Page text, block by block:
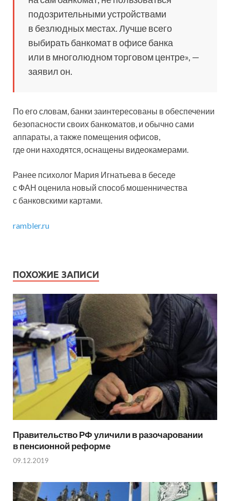
подозрительными устройствами
в безлюдных местах. Лучше всего
выбирать банкомат в офисе банка
или в многолюдном торговом центре», —
заявил он.
По его словам, банки заинтересованы в обеспечении
безопасности своих банкоматов, и обычно сами
аппараты, а также помещения офисов,
где они находятся, оснащены видеокамерами.
Ранее психолог Мария Игнатьева в беседе
с ФАН оценила новый способ мошенничества
с банковскими картами.
rambler.ru
ПОХОЖИЕ ЗАПИСИ
Правительство РФ уличили в разочаровании
в пенсионной реформе
09.12.2019